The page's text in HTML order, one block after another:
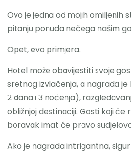
Ovo je jedna od mojih omiljenih
pitanju ponuda nečega našim
Opet, evo primjera.
Hotel može obavijestiti svoje
sretnog izvlačenja, a nagrada
2 dana i 3 noćenja),
obližnjoj destinaciji. Gosti koji će
boravak imat će pravo
Ako je nagrada intrigantna,